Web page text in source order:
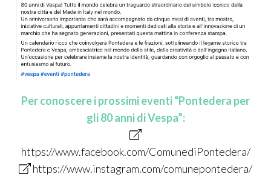
Per conoscere i prossimi eventi “Pontedera per
gli 80 anni di Vespa”:
https://www.facebook.com/ComunediPontedera/
https://www.instagram.com/comunepontedera/